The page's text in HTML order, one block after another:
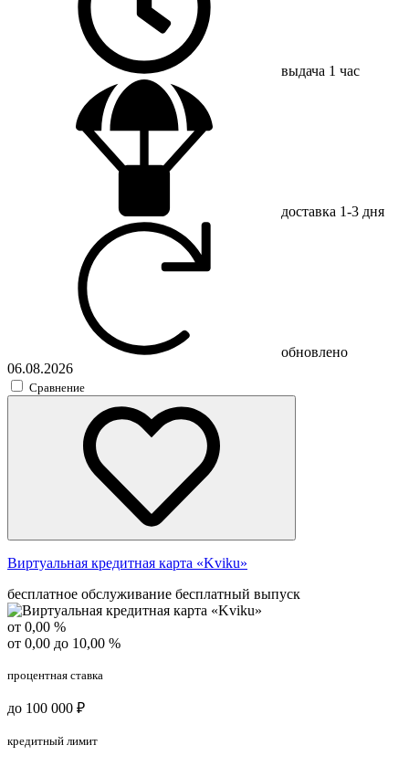
выдача 1 час
доставка 1-3 дня
обновлено
06.08.2026
Сравнение
Виртуальная кредитная карта «Kviku»
бесплатное обслуживание бесплатный выпуск
от 0,00 %
от 0,00 до 10,00 %
процентная ставка
до 100 000 ₽
кредитный лимит